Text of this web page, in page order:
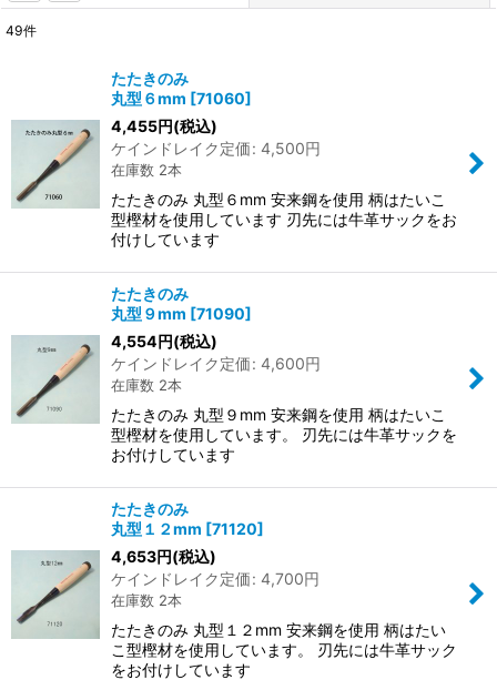
サブカテゴリ
表示数:
並び順
49件
たたきのみ
丸型６mm [71060]
4,455円(税込)
ケインドレイク定価: 4,500円
在庫数 2本
たたきのみ 丸型６mm 安来鋼を使用 柄はたいこ
型樫材を使用しています 刃先には牛革サックをお
付けしています
たたきのみ
丸型９mm [71090]
4,554円(税込)
ケインドレイク定価: 4,600円
在庫数 2本
たたきのみ 丸型９mm 安来鋼を使用 柄はたいこ
型樫材を使用しています。 刃先には牛革サックを
お付けしています
たたきのみ
丸型１２mm [71120]
4,653円(税込)
ケインドレイク定価: 4,700円
在庫数 2本
たたきのみ 丸型１２mm 安来鋼を使用 柄はたい
こ型樫材を使用しています。 刃先には牛革サック
をお付けしています